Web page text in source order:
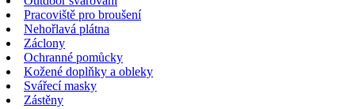
Pracoviště pro broušení
Nehořlavá plátna
Záclony
Ochranné pomůcky
Kožené doplňky a obleky
Svářecí masky
Zástěny